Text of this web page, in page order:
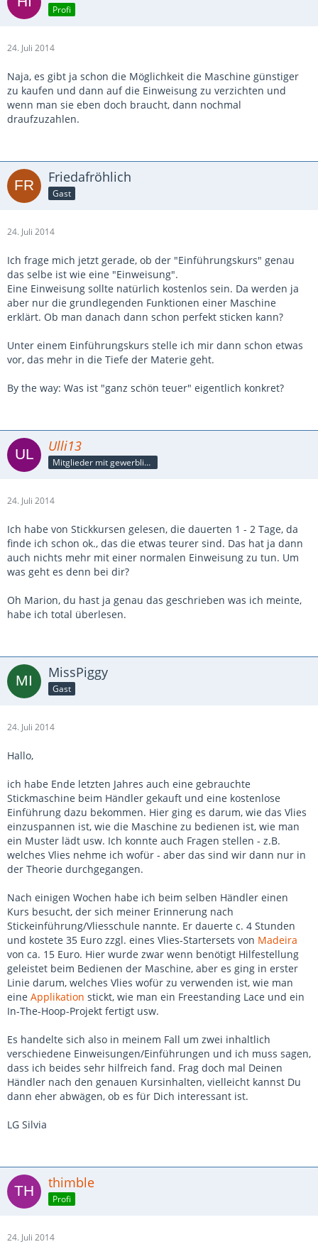
Profi
24. Juli 2014
Naja, es gibt ja schon die Möglichkeit die Maschine günstiger
zu kaufen und dann auf die Einweisung zu verzichten und
wenn man sie eben doch braucht, dann nochmal
draufzuzahlen.
Friedafröhlich
Gast
24. Juli 2014
Ich frage mich jetzt gerade, ob der "Einführungskurs" genau
das selbe ist wie eine "Einweisung".
Eine Einweisung sollte natürlich kostenlos sein. Da werden ja
aber nur die grundlegenden Funktionen einer Maschine
erklärt. Ob man danach dann schon perfekt sticken kann?
Unter einem Einführungskurs stelle ich mir dann schon etwas
vor, das mehr in die Tiefe der Materie geht.
By the way: Was ist "ganz schön teuer" eigentlich konkret?
Ulli13
Mitglieder mit gewerblicher Verbindung, auch als Mitarbeiter/in
24. Juli 2014
Ich habe von Stickkursen gelesen, die dauerten 1 - 2 Tage, da
finde ich schon ok., das die etwas teurer sind. Das hat ja dann
auch nichts mehr mit einer normalen Einweisung zu tun. Um
was geht es denn bei dir?
Oh Marion, du hast ja genau das geschrieben was ich meinte,
habe ich total überlesen.
MissPiggy
Gast
24. Juli 2014
Hallo,
ich habe Ende letzten Jahres auch eine gebrauchte
Stickmaschine beim Händler gekauft und eine kostenlose
Einführung dazu bekommen. Hier ging es darum, wie das Vlies
einzuspannen ist, wie die Maschine zu bedienen ist, wie man
ein Muster lädt usw. Ich konnte auch Fragen stellen - z.B.
welches Vlies nehme ich wofür - aber das sind wir dann nur in
der Theorie durchgegangen.
Nach einigen Wochen habe ich beim selben Händler einen
Kurs besucht, der sich meiner Erinnerung nach
Stickeinführung/Vliesschule nannte. Er dauerte c. 4 Stunden
und kostete 35 Euro zzgl. eines Vlies-Startersets von Madeira
von ca. 15 Euro. Hier wurde zwar wenn benötigt Hilfestellung
geleistet beim Bedienen der Maschine, aber es ging in erster
Linie darum, welches Vlies wofür zu verwenden ist, wie man
eine Applikation stickt, wie man ein Freestanding Lace und ein
In-The-Hoop-Projekt fertigt usw.
Es handelte sich also in meinem Fall um zwei inhaltlich
verschiedene Einweisungen/Einführungen und ich muss sagen,
dass ich beides sehr hilfreich fand. Frag doch mal Deinen
Händler nach den genauen Kursinhalten, vielleicht kannst Du
dann eher abwägen, ob es für Dich interessant ist.
LG Silvia
thimble
Profi
24. Juli 2014